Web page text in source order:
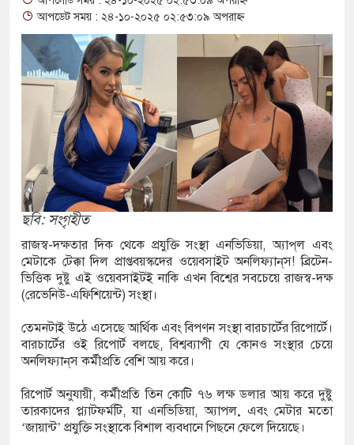
ইয়াবা, ট্যাপেন্টাডল ট্যাবলেট সহ মাদক কারবারী
মুখোমুখি সংঘর্ষে নিহত বেড়ে ৯
থেকে দ্বিতীয় দিন শেষ করল বাংলাদেশ
আরও ৩ শিশুর মৃত্যু
সেনাঘাঁটি ইরান সমর্থিত হুথির নিশানায়,
ইয়ুথ চেঞ্জমেকার্স নেটওয়ার্কের উদ্যোগে
ও চারা বিতরণ কর্মসূচির উদ্বোধন
আক্রান্ত অসহায় রোগীর পাশে পুঠিয়ার এসিল্যান্ড
পরিচয়ে দুইজন আটক, আবারও
‘মতিউর’! সন্দেহজনক চলাফেরায় প্রশ্ন
আপডেট সময় : ২৪-১০-২০২৫ ০২:৫৩:০৯ অপরাহ্ন
ছবি: সংগৃহীত
রাজস্ব-দক্ষতার দিক থেকে প্রযুক্তি সংস্থা এনভিডিয়া, অ্যাপ্‌ল এবং
মেটাকে টেক্কা দিল প্রাপ্তবয়স্কদের ওয়েবসাইট অনলিফ্যান্‌স! ব্রিটেন-
ভিত্তিক দুষ্টু এই ওয়েবসাইটই নাকি এখন বিশ্বের সবচেয়ে রাজস্ব-দক্ষ
(রেভেনিউ-এফিশিয়েন্ট) সংস্থা।
তেমনটাই উঠে এসেছে আর্থিক এবং বিপণন সংস্থা বারচার্টের রিপোর্টে।
বারচার্টের ওই রিপোর্ট বলছে, বিশ্বব্যাপী যে কোনও সংস্থার চেয়ে
অনলিফ্যান্‌স কর্মীপ্রতি বেশি আয় করে।
রিপোর্ট অনুযায়ী, কর্মীপ্রতি তিন কোটি ৭৬ লক্ষ ডলার আয় করে দুষ্টু
তারকাদের প্ল্যাটফর্মটি, যা এনভিডিয়া, অ্যাপল় এবং মেটার মতো
‘জায়ান্ট’ প্রযুক্তি সংস্থাকে বিশাল ব্যবধানে পিছনে ফেলে দিয়েছে।